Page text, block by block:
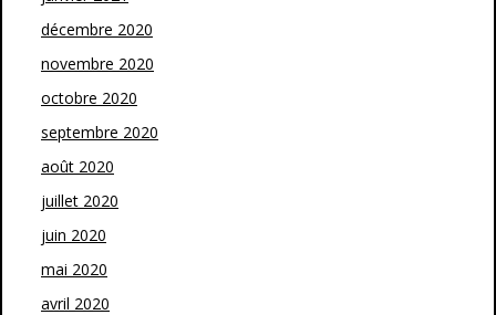
décembre 2020
novembre 2020
octobre 2020
septembre 2020
août 2020
juillet 2020
juin 2020
mai 2020
avril 2020